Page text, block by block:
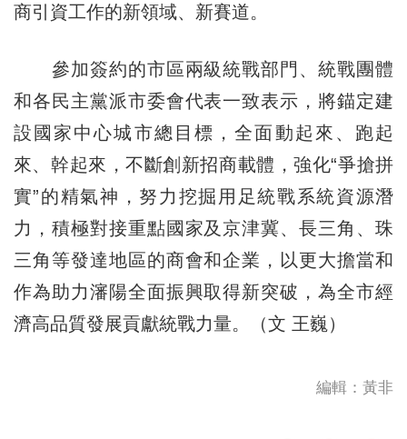
商引資工作的新領域、新賽道。
參加簽約的市區兩級統戰部門、統戰團體
和各民主黨派市委會代表一致表示，將錨定建
設國家中心城市總目標，全面動起來、跑起
來、幹起來，不斷創新招商載體，強化“爭搶拼
實”的精氣神，努力挖掘用足統戰系統資源潛
力，積極對接重點國家及京津冀、長三角、珠
三角等發達地區的商會和企業，以更大擔當和
作為助力瀋陽全面振興取得新突破，為全市經
濟高品質發展貢獻統戰力量。（文 王巍）
編輯：黃非